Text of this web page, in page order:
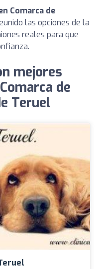
Comarca de
las opciones de la
reales para que
mejores
de
Teruel